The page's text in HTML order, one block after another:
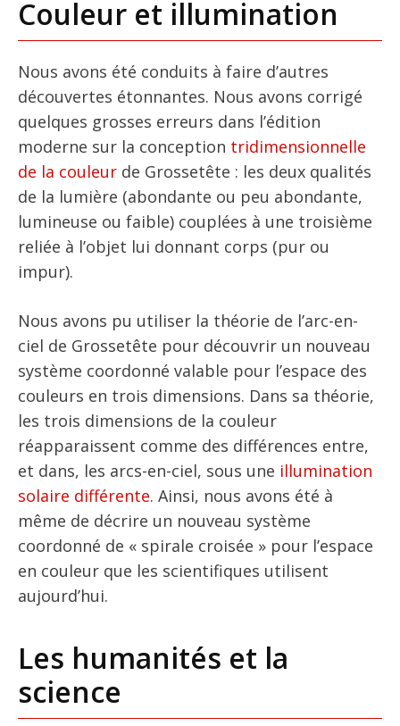
Couleur et illumination
Nous avons été conduits à faire d’autres
découvertes étonnantes. Nous avons corrigé
quelques grosses erreurs dans l’édition
moderne sur la conception tridimensionnelle
de la couleur de Grossetête : les deux qualités
de la lumière (abondante ou peu abondante,
lumineuse ou faible) couplées à une troisième
reliée à l’objet lui donnant corps (pur ou
impur).
Nous avons pu utiliser la théorie de l’arc-en-
ciel de Grossetête pour découvrir un nouveau
système coordonné valable pour l’espace des
couleurs en trois dimensions. Dans sa théorie,
les trois dimensions de la couleur
réapparaissent comme des différences entre,
et dans, les arcs-en-ciel, sous une illumination
solaire différente. Ainsi, nous avons été à
même de décrire un nouveau système
coordonné de « spirale croisée » pour l’espace
en couleur que les scientifiques utilisent
aujourd’hui.
Les humanités et la
science